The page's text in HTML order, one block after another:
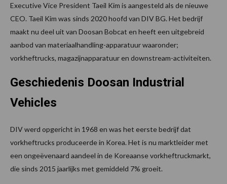
Executive Vice President Taeil Kim is aangesteld als de nieuwe
CEO. Taeil Kim was sinds 2020 hoofd van DIV BG. Het bedrijf
maakt nu deel uit van Doosan Bobcat en heeft een uitgebreid
aanbod van materiaalhandling-apparatuur waaronder;
vorkheftrucks, magazijnapparatuur en downstream-activiteiten.
Geschiedenis Doosan Industrial
Vehicles
DIV werd opgericht in 1968 en was het eerste bedrijf dat
vorkheftrucks produceerde in Korea. Het is nu marktleider met
een ongeëvenaard aandeel in de Koreaanse vorkheftruckmarkt,
die sinds 2015 jaarlijks met gemiddeld 7% groeit.